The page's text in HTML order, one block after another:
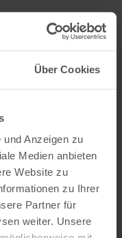
Über Cookies
Anzeigen zu
Medien anbieten
Website zu
zu Ihrer
Partner für
weiter. Unsere
main content
main navigation
SEARCH MENU
have been
platform by the
the content.